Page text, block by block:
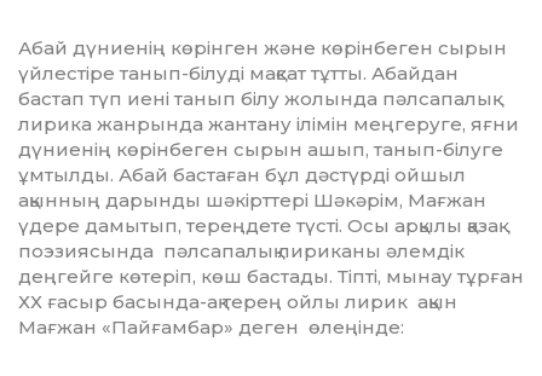
Абай дүниенің көрінген және көрінбеген сырын
үйлестіре танып-білуді мақсат тұтты. Абайдан
бастап түп иені танып білу жолында пәлсапалық
лирика жанрында жантану ілімін меңгеруге, яғни
дүниенің көрінбеген сырын ашып, танып-білуге
ұмтылды. Абай бастаған бұл дәстүрді ойшыл
ақынның дарынды шәкірттері Шәкәрім, Мағжан
үдере дамытып, тереңдете түсті. Осы арқылы қазақ
поэзиясында пәлсапалық лириканы әлемдік
деңгейге көтеріп, көш бастады. Тіпті, мынау тұрған
ХХ ғасыр басында-ақ терең ойлы лирик ақын
Мағжан «Пайғамбар» деген өлеңінде: